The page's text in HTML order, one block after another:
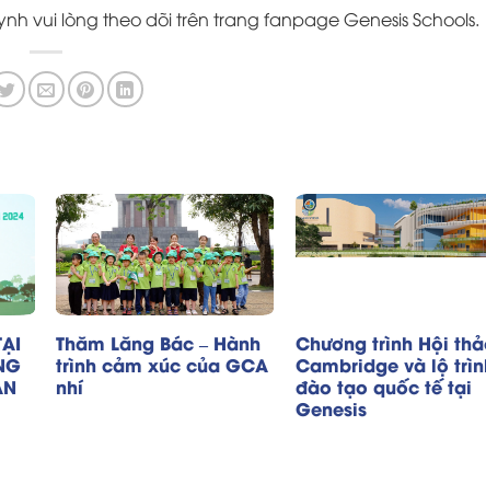
vui lòng theo dõi trên trang fanpageGenesis Schools.
Thăm Lăng Bác – Hành
trình cảm xúc của GCA
nhí
Chương trình Hội
Cambridge và lộ
đào tạo quốc tế tại
Genesis